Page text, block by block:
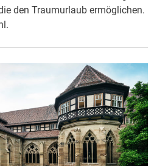
den Traumurlaub ermöglichen.